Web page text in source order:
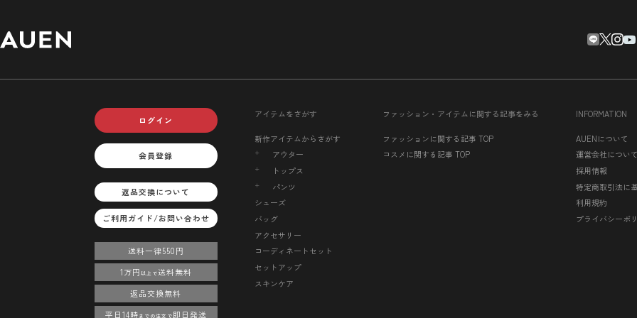
ログイン
会員登録
返品交換について
ご利用ガイド/お問い合わせ
送料一律550円
1万円 以上で送料無料
返品交換無料
平日14時 までの注文で 即日発送
アイテムをさがす
新作アイテムからさがす
アウター
トップス
パンツ
シューズ
バッグ
アクセサリー
コーディネートセット
セットアップ
スキンケア
ファッション・アイテムに関する記事をみる
ファッションに関する記事 TOP
コスメに関する記事 TOP
INFORMATION
AUENについて
運営会社について
採用情報
特定商取引法に
利用規約
プライバシーポ